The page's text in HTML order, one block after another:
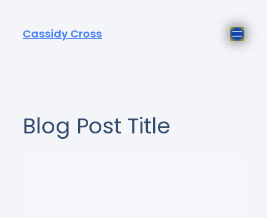
Cassidy Cross
Blog Post Title